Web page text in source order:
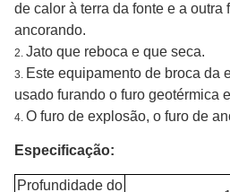
de calor à terra da fonte e a outra
ancorando.
2. Jato que reboca e que seca.
3. Este equipamento de broca da
usado furando o furo geotérmica
4. O furo de explosão, o furo de
Especificação:
Profundidade do